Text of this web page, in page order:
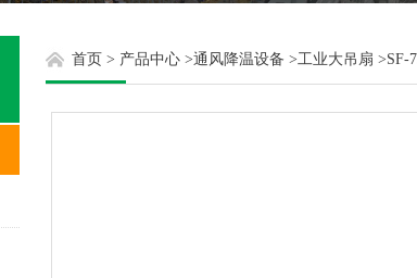
首页 > 产品中心 >通风降温设备 >工业大吊扇 >SF-